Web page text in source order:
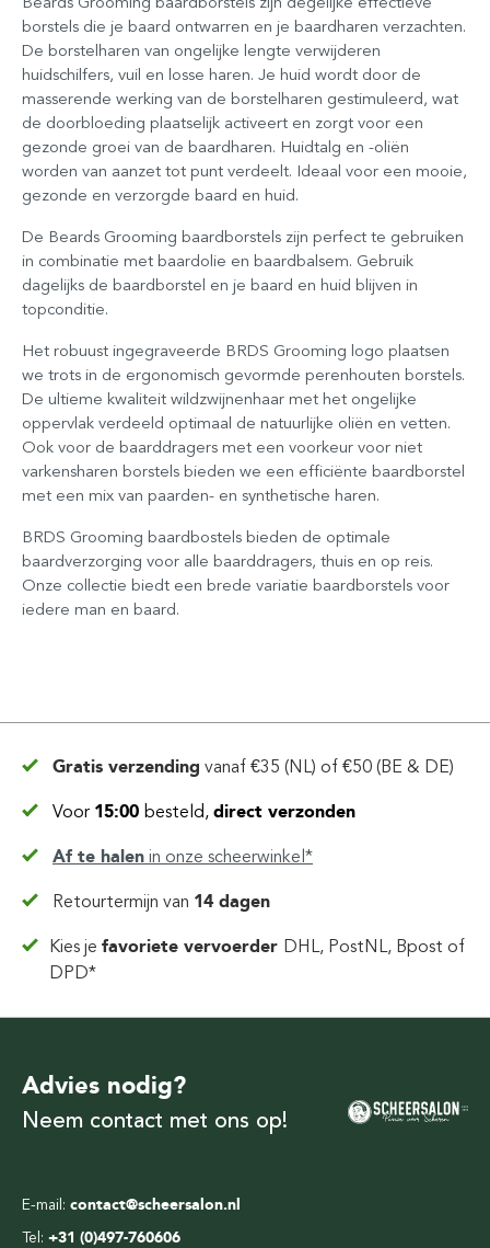
borstels die je baard ontwarren en je baardharen verzachten.
De borstelharen van ongelijke lengte verwijderen
huidschilfers, vuil en losse haren. Je huid wordt door de
masserende werking van de borstelharen gestimuleerd, wat
de doorbloeding plaatselijk activeert en zorgt voor een
gezonde groei van de baardharen. Huidtalg en -oliën
worden van aanzet tot punt verdeelt. Ideaal voor een mooie,
gezonde en verzorgde baard en huid.
De Beards Grooming baardborstels zijn perfect te gebruiken
in combinatie met baardolie en baardbalsem. Gebruik
dagelijks de baardborstel en je baard en huid blijven in
topconditie.
Het robuust ingegraveerde BRDS Grooming logo plaatsen
we trots in de ergonomisch gevormde perenhouten borstels.
De ultieme kwaliteit wildzwijnenhaar met het ongelijke
oppervlak verdeeld optimaal de natuurlijke oliën en vetten.
Ook voor de baarddragers met een voorkeur voor niet
varkensharen borstels bieden we een efficiënte baardborstel
met een mix van paarden- en synthetische haren.
BRDS Grooming baardbostels bieden de optimale
baardverzorging voor alle baarddragers, thuis en op reis.
Onze collectie biedt een brede variatie baardborstels voor
iedere man en baard.
Gratis verzending vanaf €35 (NL) of €50 (BE & DE)
Voor 15:00 besteld, direct verzonden
Af te halen in onze scheerwinkel*
Retourtermijn van 14 dagen
Kies jefavoriete vervoerder DHL, PostNL, Bpost of
DPD*
E-mail: contact@scheersalon.nl
Tel: +31 (0)497-760606
Advies nodig?
Neem contact met ons op!